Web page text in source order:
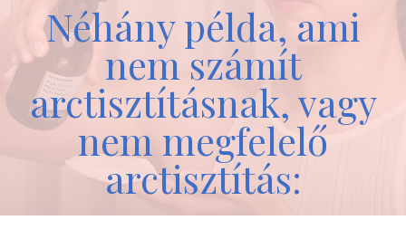
Néhány példa, ami
nem számít
arctisztításnak, vagy
nem megfelelő
arctisztítás: